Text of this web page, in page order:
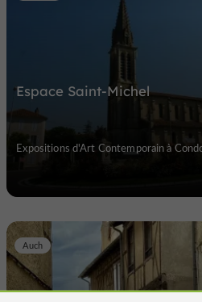
Espace Saint-Michel
Expositions d'Art Contemporain à
Auch